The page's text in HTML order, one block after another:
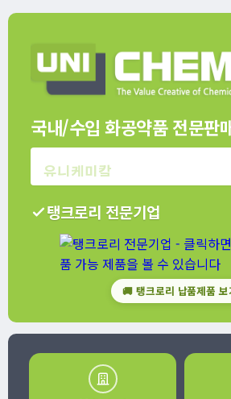
국내/수입 화공약품 전문판
유니케미칼
탱크로리 전문기업
🚚 탱크로리 납품제품 보